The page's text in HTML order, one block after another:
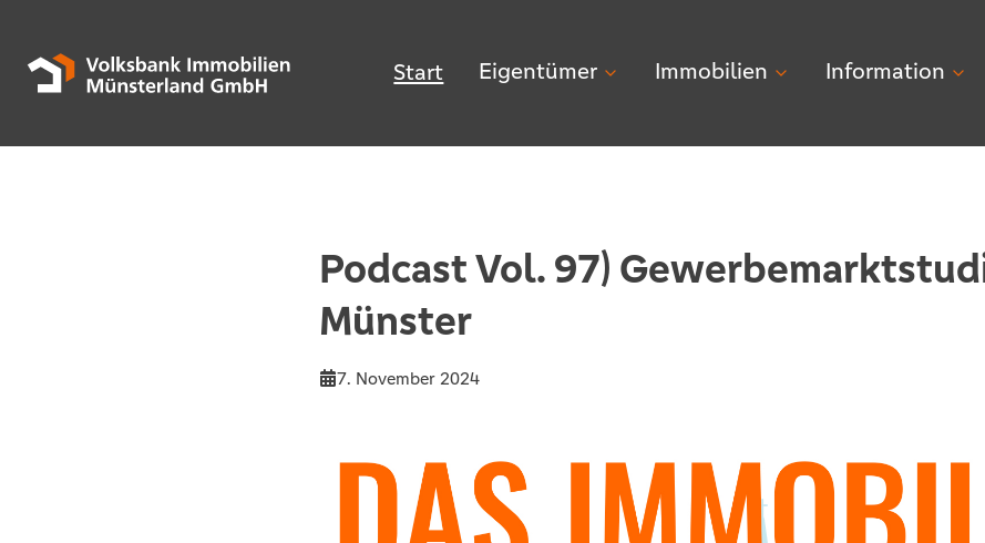
Start Eigentümer Immobilien Information
Podcast Vol. 97)
Münster
7. November 2024